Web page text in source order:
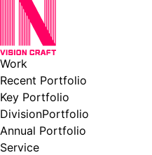
Work
Recent Portfolio
Key Portfolio
DivisionPortfolio
Annual Portfolio
Service